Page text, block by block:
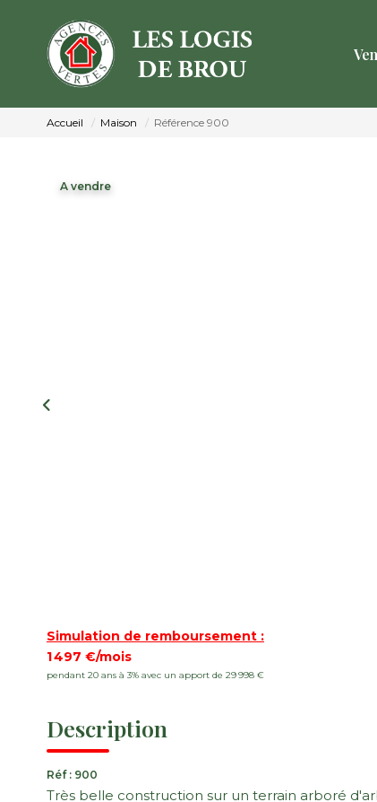
Accueil Maison Référence 900
A vendre
Simulation de remboursement :
1 497 €/mois
pendant 20 ans à 3% avec un apport de 29 998 €
Description
Réf : 900
Très belle construction sur un terrain arboré